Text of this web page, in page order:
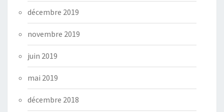
décembre 2019
novembre 2019
juin 2019
mai 2019
décembre 2018